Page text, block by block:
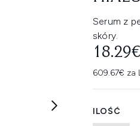
Serum z
skóry.
18.29€
609.67€ za
ILOŚĆ